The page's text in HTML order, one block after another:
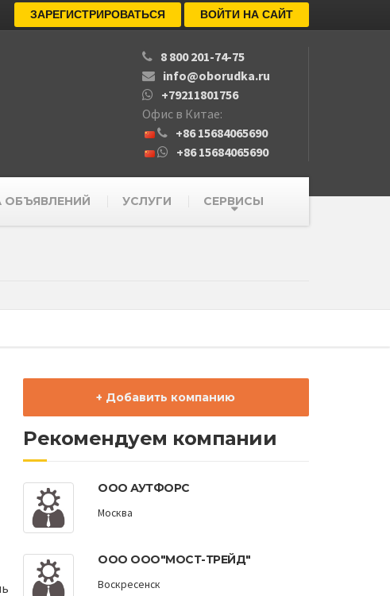
ЗАРЕГИСТРИРОВАТЬСЯ ВОЙТИ НА САЙТ
8 800 201-74-75
info@oborudka.ru
+79211801756
Офис в Китае:
+86 15684065690
+86 15684065690
ОБЪЯВЛЕНИЙ УСЛУГИ СЕРВИСЫ
+ Добавить компанию
Рекомендуем компании
ООО АУТФОРС
Москва
ООО ООО"МОСТ-ТРЕЙД"
Воскресенск